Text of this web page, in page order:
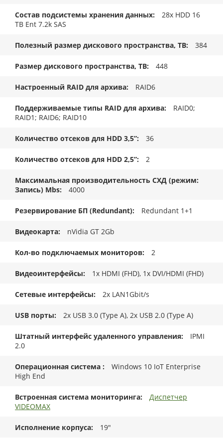
Состав подсистемы хранения данных
28x HDD 16
TB Ent 7.2k SAS
Полезный размер дискового пространства, TB 384
Размер дискового пространства, ТB 448
Настроенный RAID для архива RAID6
Поддерживаемые типы RAID для архива
RAID0;
RAID1; RAID6; RAID10
Количество отсеков для HDD 3,5” 36
Количество отсеков для HDD 2,5” 2
Максимальная производительность СХД (режим:
Запись) Mbs
4000
Резервирование БП (Redundant) Redundant 1+1
Видеокарта nVidia GT 2Gb
Кол-во подключаемых мониторов 2
Видеоинтерфейсы 1x HDMI (FHD), 1x DVI/HDMI (FHD)
Сетевые интерфейсы 2x LAN1Gbit/s
USB порты 2x USB 3.0 (Type A), 2x USB 2.0 (Type A)
Штатный интерфейс удаленного управления
IPMI
2.0
Операционная система
Windows 10 IoT Enterprise
High End
Встроенная система мониторинга
Диспетчер
VIDEOMAX
Исполнение корпуса 19"